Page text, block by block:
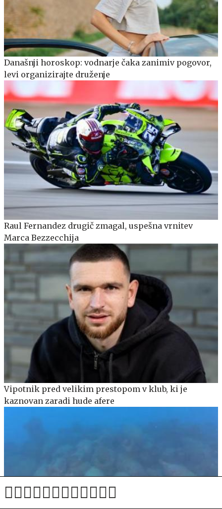
Današnji horoskop: vodnarje čaka zanimiv pogovor,
levi organizirajte druženje
Raul Fernandez drugič zmagal, uspešna vrnitev
Marca Bezzecchija
Vipotnik pred velikim prestopom v klub, ki je
kaznovan zaradi hude afere